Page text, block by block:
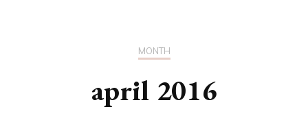
MONTH
april 2016